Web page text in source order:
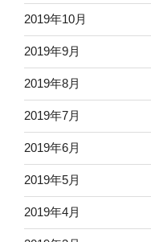
2019年10月
2019年9月
2019年8月
2019年7月
2019年6月
2019年5月
2019年4月